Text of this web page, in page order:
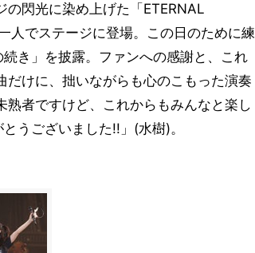
閃光に染め上げた「ETERNAL
人でステージに登場。この日のために練
き」を披露。ファンへの感謝と、これ
けに、拙いながらも心のこもった演奏
者ですけど、これからもみんなと楽し
うございました!!」(水樹)。